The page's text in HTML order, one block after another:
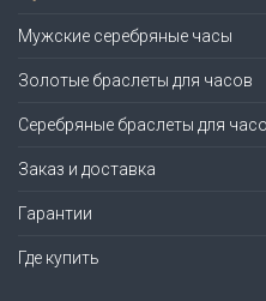
Мужские серебряные часы
Золотые браслеты для часов
Серебряные браслеты для
Заказ и доставка
Гарантии
Где купить